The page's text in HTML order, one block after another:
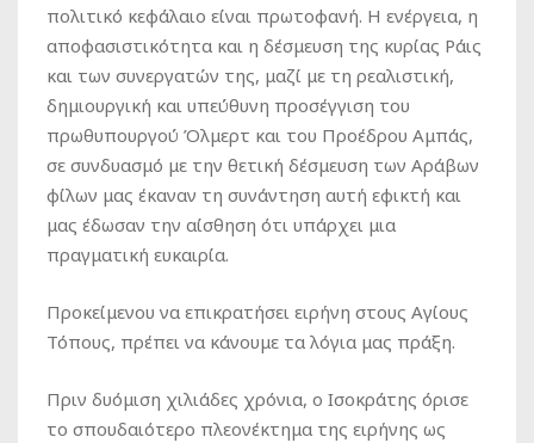
πολιτικό κεφάλαιο είναι πρωτοφανή. Η ενέργεια, η
αποφασιστικότητα και η δέσμευση της κυρίας Ράις
και των συνεργατών της, μαζί με τη ρεαλιστική,
δημιουργική και υπεύθυνη προσέγγιση του
πρωθυπουργού Όλμερτ και του Προέδρου Αμπάς,
σε συνδυασμό με την θετική δέσμευση των Αράβων
φίλων μας έκαναν τη συνάντηση αυτή εφικτή και
μας έδωσαν την αίσθηση ότι υπάρχει μια
πραγματική ευκαιρία.
Προκείμενου να επικρατήσει ειρήνη στους Αγίους
Τόπους, πρέπει να κάνουμε τα λόγια μας πράξη.
Πριν δυόμιση χιλιάδες χρόνια, ο Ισοκράτης όρισε
το σπουδαιότερο πλεονέκτημα της ειρήνης ως